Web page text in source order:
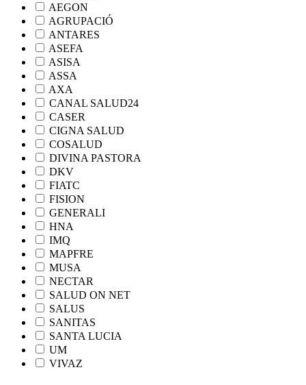
AEGON
AGRUPACIÓ
ANTARES
ASEFA
ASISA
ASSA
AXA
CANAL SALUD24
CASER
CIGNA SALUD
COSALUD
DIVINA PASTORA
DKV
FIATC
FISION
GENERALI
HNA
IMQ
MAPFRE
MUSA
NECTAR
SALUD ON NET
SALUS
SANITAS
SANTA LUCIA
UM
VIVAZ